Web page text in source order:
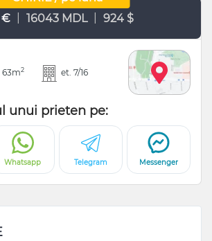
€
16043 MDL 924 $
63m2 et. 7/16
unui prieten pe:
Whatsapp Telegram Messenger